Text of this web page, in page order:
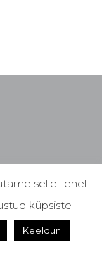
sellel lehel
küpsiste
Keeldun